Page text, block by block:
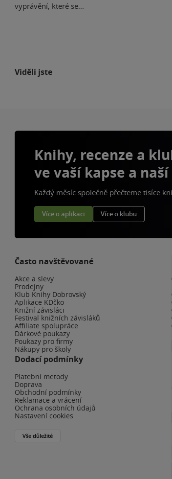
vyprávění, které se...
Viděli jste
Knihy, recenze a
ve vaší kapse a
Každý měsíc společně přečteme tisíce
Více o aplikaci Více o klubu
Často navštěvované
Akce a slevy
Prodejny
Klub Knihy Dobrovský
Aplikace KDčko
Knižní závisláci
Festival knižních závisláků
Affiliate spolupráce
Dárkové poukazy
Poukazy pro firmy
Nákupy pro školy
Dodací podmínky
Platební metody
Doprava
Obchodní podmínky
Reklamace a vrácení
Ochrana osobních údajů
Nastavení cookies
Vše důležité